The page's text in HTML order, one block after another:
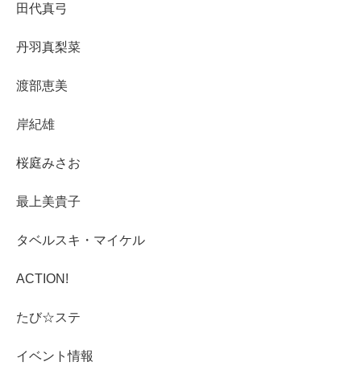
田代真弓
丹羽真梨菜
渡部恵美
岸紀雄
桜庭みさお
最上美貴子
タベルスキ・マイケル
ACTION!
たび☆ステ
イベント情報